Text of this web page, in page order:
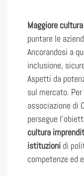
Maggiore
puntare le
Ancorandosi a
inclusione,
Aspetti da
sul mercato.
associazione di
persegue
cultura
istituzioni di
competenze ed